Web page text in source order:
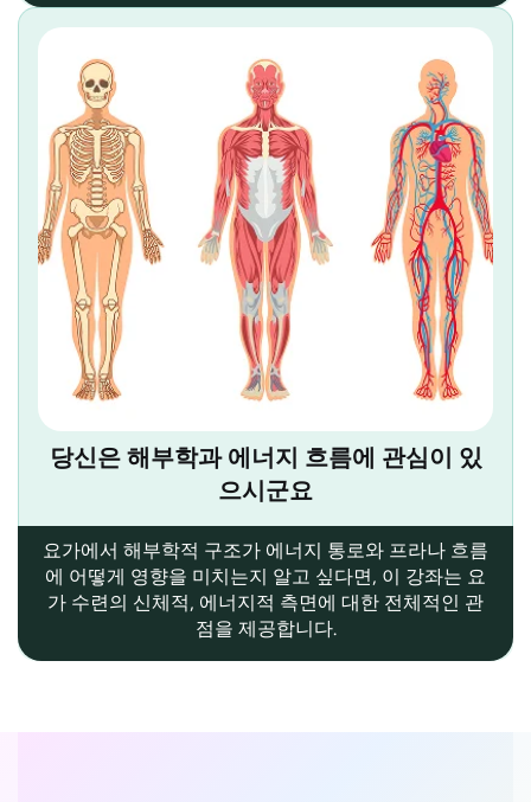
당신은 해부학과 에너지 흐름에 관심이 있
으시군요
요가에서 해부학적 구조가 에너지 통로와 프라나 흐름
에 어떻게 영향을 미치는지 알고 싶다면, 이 강좌는 요
가 수련의 신체적, 에너지적 측면에 대한 전체적인 관
점을 제공합니다.